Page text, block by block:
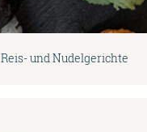
Reis- und Nudelgerichte